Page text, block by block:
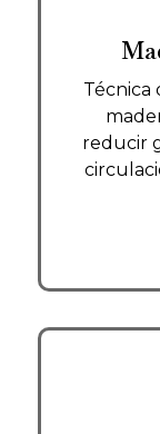
Técnica
reducir